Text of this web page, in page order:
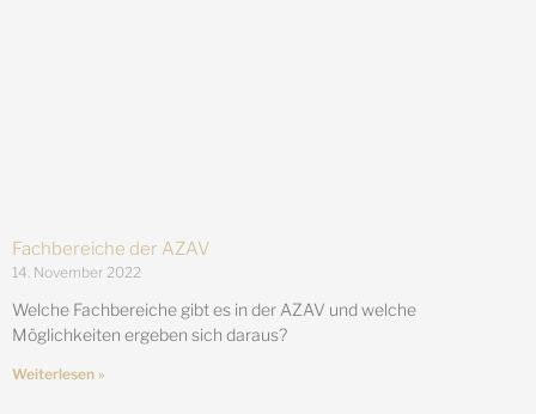
Fachbereiche der AZAV
14. November 2022
Welche Fachbereiche gibt es in der AZAV und welche
Möglichkeiten ergeben sich daraus?
Weiterlesen »